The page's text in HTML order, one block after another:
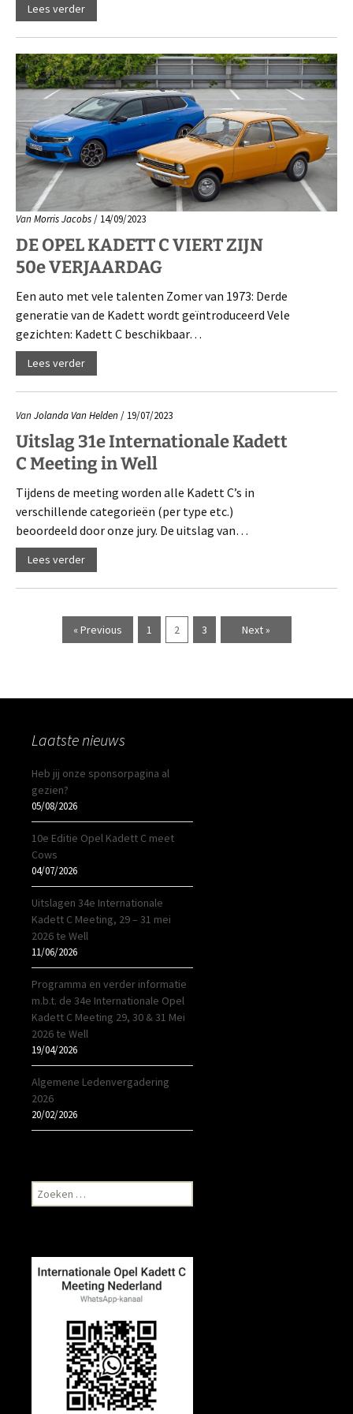
Lees verder
VanMorris Jacobs/ 14/09/2023
DE OPEL KADETT C VIERT ZIJN
50e VERJAARDAG
Een auto met vele talenten Zomer van 1973: Derde
generatie van de Kadett wordt geïntroduceerd Vele
gezichten: Kadett C beschikbaar…
Lees verder
VanJolanda Van Helden/ 19/07/2023
Uitslag 31e Internationale Kadett
C Meeting in Well
Tijdens de meeting worden alle Kadett C’s in
verschillende categorieën (per type etc.)
beoordeeld door onze jury. De uitslag van…
Lees verder
« Previous 1 2 3 Next »
Laatste nieuws
Heb jij onze sponsorpagina al
gezien?
05/08/2026
10e Editie Opel Kadett C meet
Cows
04/07/2026
Uitslagen 34e Internationale
Kadett C Meeting, 29 – 31 mei
2026 te Well
11/06/2026
Programma en verder informatie
m.b.t. de 34e Internationale Opel
Kadett C Meeting 29, 30 & 31 Mei
2026 te Well
19/04/2026
Algemene Ledenvergadering
2026
20/02/2026
Zoeken
naar: